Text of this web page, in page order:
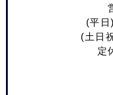
(平
(土日
定